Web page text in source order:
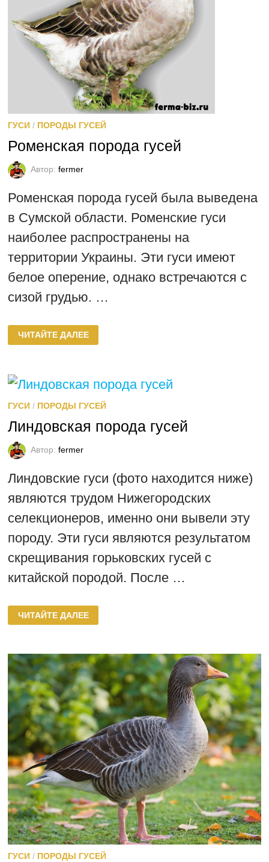
ГУСИ/ ПОРОДЫ ГУСЕЙ
Роменская порода гусей
Автор: fermer
Роменская порода гусей была выведена
в Сумской области. Роменские гуси
наиболее распространены на
территории Украины. Эти гуси имеют
белое оперение, однако встречаются с
сизой грудью. …
РОМЕНСКАЯ
ПОРОДА
ГУСЕЙ
ЧИТАЙТЕ ДАЛЕЕ
ГУСИ/ ПОРОДЫ ГУСЕЙ
Линдовская порода гусей
Автор: fermer
Линдовские гуси (фото находится ниже)
являются трудом Нижегородских
селекционеров, именно они вывели эту
породу. Эти гуси являются результатом
скрещивания горьковских гусей с
китайской породой. После …
ЛИНДОВСКАЯ
ПОРОДА
ГУСЕЙ
ЧИТАЙТЕ ДАЛЕЕ
ГУСИ/ ПОРОДЫ ГУСЕЙ